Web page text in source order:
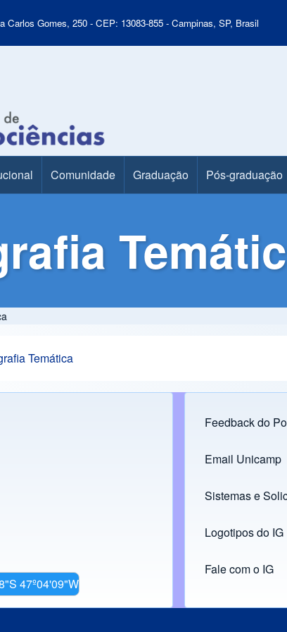
Carlos Gomes, 250 - CEP: 13083-855 - Campinas, SP, Brasil
Comunidade Graduação Pós-graduação
Temática
47º04'09"W
Footer
Feedback do
Links
Email Unicamp
(opens in new
Sistemas e
(opens in new
Logotipos do IG
(opens in new
Fale com o IG